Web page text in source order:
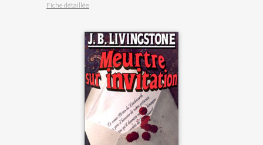
Fiche détaillée